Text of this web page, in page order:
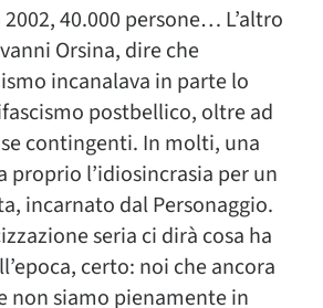
40.000 persone… L’altro
Orsina, dire che
incanalava in parte lo
postbellico, oltre ad
contingenti. In molti, una
proprio l’idiosincrasia per un
incarnato dal Personaggio.
seria ci dirà cosa ha
certo: noi che ancora
non siamo pienamente in